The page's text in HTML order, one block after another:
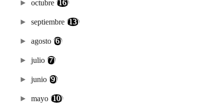
►octubre (16)
►septiembre (13)
►agosto(6)
►julio(7)
►junio(9)
►mayo (10)